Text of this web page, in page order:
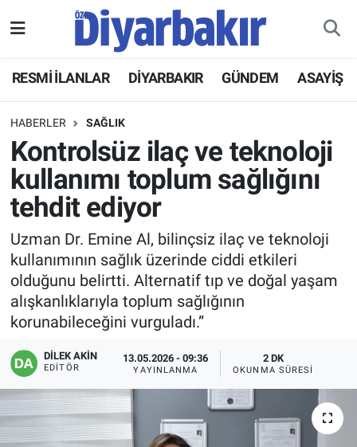
RESMİ İLANLAR DİYARBAKIR GÜNDEM ASAYİŞ
HABERLER SAĞLIK
Kontrolsüz ilaç ve teknoloji
kullanımı toplum sağlığını
tehdit ediyor
Uzman Dr. Emine Al, bilinçsiz ilaç ve teknoloji
kullanımının sağlık üzerinde ciddi etkileri
olduğunu belirtti. Alternatif tıp ve doğal yaşam
alışkanlıklarıyla toplum sağlığının
korunabileceğini vurguladı.”
DİLEK AKİN
EDITÖR
13.05.2026 - 09:36
YAYINLANMA
2 DK
OKUNMA SÜRESI
ASAYİŞ
DİYARBAKIR
EKONOMİ
BÖLGE
DÜNYA
EĞİTİM
ÖZEL HABER
Hava Durumu
Namaz Vakitleri
Trafik Durumu
Süper Lig Puan Durumu ve Fikstür
Tüm Manşetler
Son Dakika Haberleri